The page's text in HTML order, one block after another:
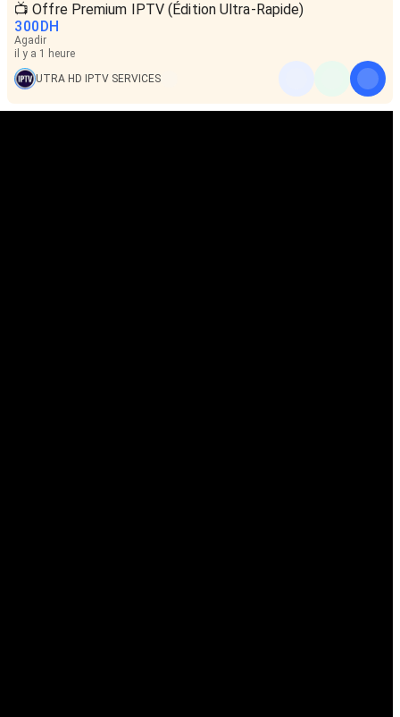
📺 Offre Premium IPTV (Édition Ultra-Rapide)
300DH
Agadir
il y a 1 heure
UTRA HD IPTV SERVICES